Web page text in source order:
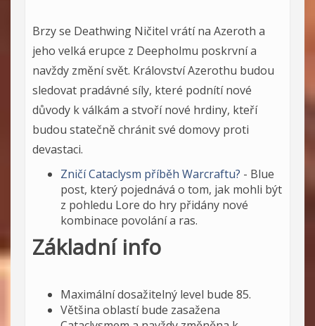
Brzy se Deathwing Ničitel vrátí na Azeroth a
jeho velká erupce z Deepholmu poskrvní a
navždy změní svět. Království Azerothu budou
sledovat pradávné síly, které podnítí nové
důvody k válkám a stvoří nové hrdiny, kteří
budou statečně chránit své domovy proti
devastaci.
Zničí Cataclysm příběh Warcraftu? - Blue
post, který pojednává o tom, jak mohli být
z pohledu Lore do hry přidány nové
kombinace povolání a ras.
Základní info
Maximální dosažitelný level bude 85.
Většina oblastí bude zasažena